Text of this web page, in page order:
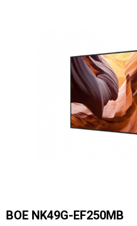
BOE NK49G-EF250MB